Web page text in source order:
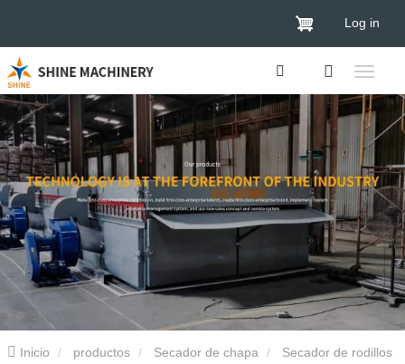
Log in
Inicio productos Secador de chapa Secador de rodillos